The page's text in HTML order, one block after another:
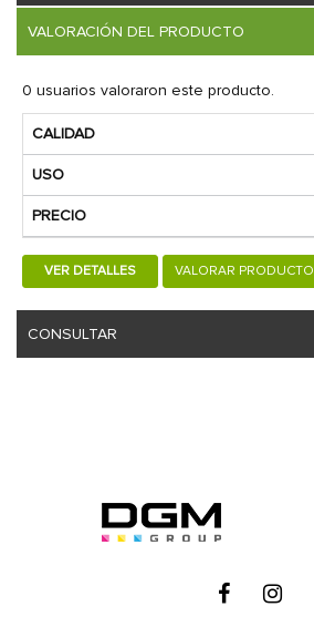
VALORACIÓN DEL PRODUCTO
0 usuarios valoraron este producto.
CALIDAD
USO
PRECIO
VER DETALLES VALORAR PRODUCTO
CONSULTAR